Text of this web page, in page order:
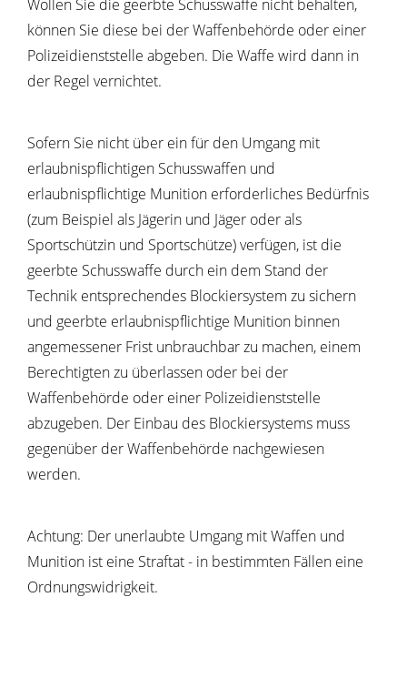
Wollen Sie die geerbte Schusswaffe nicht behalten,
können Sie diese bei der Waffenbehörde oder einer
Polizeidienststelle abgeben. Die Waffe wird dann in
der Regel vernichtet.
Sofern Sie nicht über ein für den Umgang mit
erlaubnispflichtigen Schusswaffen und
erlaubnispflichtige Munition erforderliches Bedürfnis
(zum Beispiel als Jägerin und Jäger oder als
Sportschützin und Sportschütze) verfügen, ist die
geerbte Schusswaffe durch ein dem Stand der
Technik entsprechendes Blockiersystem zu sichern
und geerbte erlaubnispflichtige Munition binnen
angemessener Frist unbrauchbar zu machen, einem
Berechtigten zu überlassen oder bei der
Waffenbehörde oder einer Polizeidienststelle
abzugeben. Der Einbau des Blockiersystems muss
gegenüber der Waffenbehörde nachgewiesen
werden.
Achtung: Der unerlaubte Umgang mit Waffen und
Munition ist eine Straftat - in bestimmten Fällen eine
Ordnungswidrigkeit.